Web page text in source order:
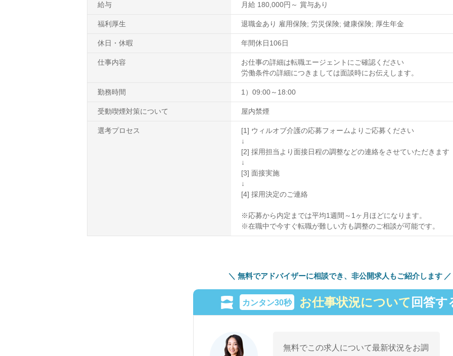
給与 月給 180,000円～ 賞与あり
福利厚生 退職金あり 雇用保険; 労災保険; 健康保険; 厚生年金
休日・休暇 年間休日106日
仕事内容
お仕事の詳細は転職エージェントにご確認ください
労働条件の詳細につきましては面談時にお伝えします。
勤務時間 1）09:00～18:00
受動喫煙対策について 屋内禁煙
選考プロセス
[1] ウィルオブ介護の応募フォームよりご応募ください
↓
[2] 採用担当より面接日程の調整などの連絡をさせていただきます
↓
[3] 面接実施
↓
[4] 採用決定のご連絡
※応募から内定までは平均1週間～1ヶ月ほどになります。
※在職中で今すぐ転職が難しい方も調整のご相談が可能です。
無料でアドバイザーに相談でき、 非公開求人もご紹介します
カンタン30秒 お仕事状況について 回答す
無料でこの求人について最新状況をお調